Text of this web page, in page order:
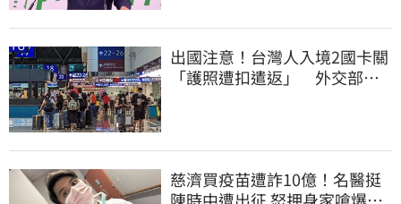
出國注意！台灣人入境2國卡關
「護照遭扣遣返」 外交部證
慈濟買疫苗遭詐10億！名醫挺
陳時中遭出征 怒押身家嗆爆藍